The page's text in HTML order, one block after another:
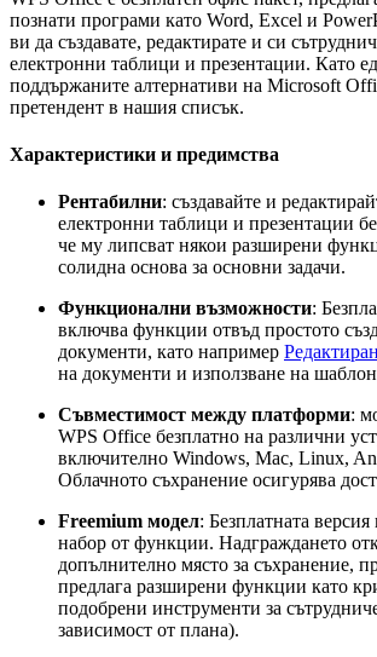
познати програми като Word, Excel и
ви да създавате, редактирате и си
електронни таблици и презентации. Като
поддържаните алтернативи на Microsoft
претендент в нашия списък.
Характеристики и предимства
Рентабилни: създавайте и
електронни таблици и презентации
че му липсват някои разширени
солидна основа за основни задачи.
Функционални възможности:
включва функции отвъд простото
документи, като например
на документи и използване на
Съвместимост между платформи:
WPS Office безплатно на различни
включително Windows, Mac, Linux,
Облачното съхранение осигурява
Freemium модел: Безплатната
набор от функции. Надграждането
допълнително място за съхранение,
предлага разширени функции като
подобрени инструменти за
зависимост от плана).